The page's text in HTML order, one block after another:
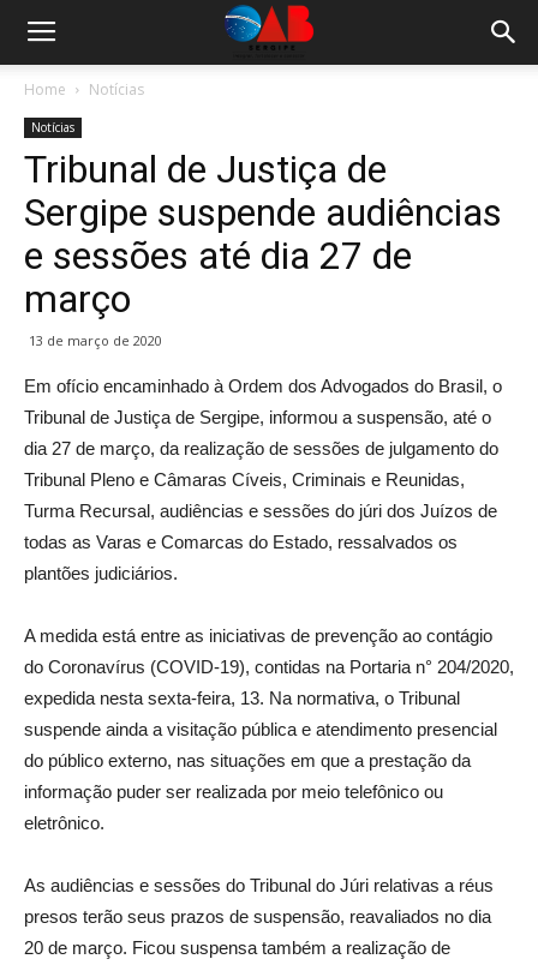
Home Notícias
Notícias
Tribunal de Justiça de
Sergipe suspende audiências
e sessões até dia 27 de
março
13 de março de 2020
Em ofício encaminhado à Ordem dos Advogados do Brasil, o
Tribunal de Justiça de Sergipe, informou a suspensão, até o
dia 27 de março, da realização de sessões de julgamento do
Tribunal Pleno e Câmaras Cíveis, Criminais e Reunidas,
Turma Recursal, audiências e sessões do júri dos Juízos de
todas as Varas e Comarcas do Estado, ressalvados os
plantões judiciários.
A medida está entre as iniciativas de prevenção ao contágio
do Coronavírus (COVID-19), contidas na Portaria n° 204/2020,
expedida nesta sexta-feira, 13. Na normativa, o Tribunal
suspende ainda a visitação pública e atendimento presencial
do público externo, nas situações em que a prestação da
informação puder ser realizada por meio telefônico ou
eletrônico.
As audiências e sessões do Tribunal do Júri relativas a réus
presos terão seus prazos de suspensão, reavaliados no dia
20 de março. Ficou suspensa também a realização de